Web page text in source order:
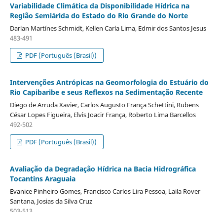
Variabilidade Climática da Disponibilidade Hídrica na
Região Semiárida do Estado do Rio Grande do Norte
Darlan Martínes Schmidt, Kellen Carla Lima, Edmir dos Santos Jesus
483-491
PDF (Português (Brasil))
Intervenções Antrópicas na Geomorfologia do Estuário do
Rio Capibaribe e seus Reflexos na Sedimentação Recente
Diego de Arruda Xavier, Carlos Augusto França Schettini, Rubens
César Lopes Figueira, Elvis Joacir França, Roberto Lima Barcellos
492-502
PDF (Português (Brasil))
Avaliação da Degradação Hídrica na Bacia Hidrográfica
Tocantins Araguaia
Evanice Pinheiro Gomes, Francisco Carlos Lira Pessoa, Laila Rover
Santana, Josias da Silva Cruz